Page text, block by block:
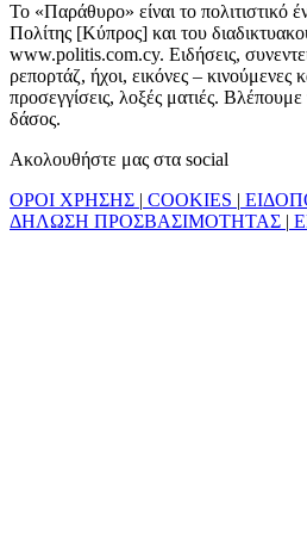
Το «Παράθυρο» είναι το πολιτιστικό
Πολίτης [Κύπρος] και του
www.politis.com.cy. Ειδήσεις,
ρεπορτάζ, ήχοι, εικόνες – κινούμενες
προσεγγίσεις, λοξές ματιές.
δάσος.
Ακολουθήστε μας στα social
ΟΡΟΙ ΧΡΗΣΗΣ | COOKIES |
ΔΗΛΩΣΗ ΠΡΟΣΒΑΣΙΜΟΤΗΤΑΣ |